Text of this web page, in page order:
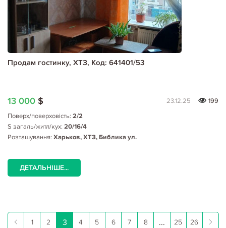
Продам гостинку, ХТЗ, Код: 641401/53
13 000 $ 23.12.25
199
Поверх/поверховість: 2/2
S загаль/житл/кух: 20/16/4
Розташування: Харьков, ХТЗ, Библика ул.
ДЕТАЛЬНІШЕ...
1 2 3 4 5 6 7 8 ... 25 26